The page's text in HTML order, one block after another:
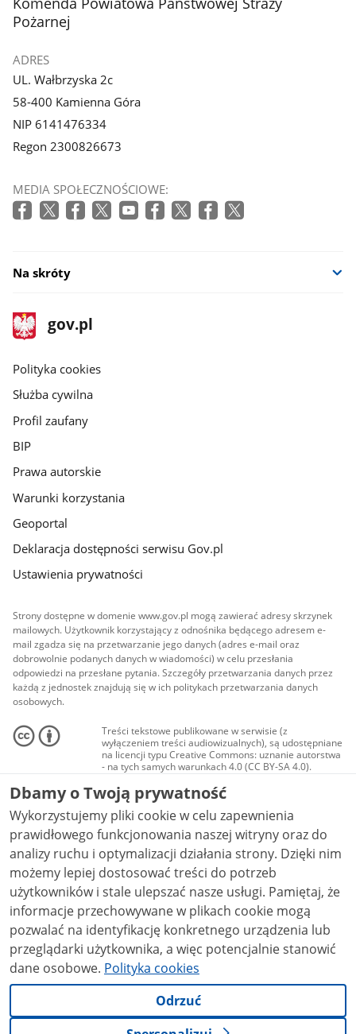
Pożarnej
ADRES
UL. Wałbrzyska 2c
58-400 Kamienna Góra
NIP 6141476334
Regon 2300826673
MEDIA SPOŁECZNOŚCIOWE:
Na skróty
stopka
gov.pl
Strona
gov.pl
gov.pl
Polityka cookies
Służba cywilna
Profil zaufany
BIP
Prawa autorskie
Warunki korzystania
Geoportal
Deklaracja dostępności serwisu Gov.pl
Ustawienia prywatności
Strony dostępne w domenie www.gov.pl mogą zawierać adresy skrzynek
mailowych. Użytkownik korzystający z odnośnika będącego adresem e-
mail zgadza się na przetwarzanie jego danych (adres e-mail oraz
dobrowolnie podanych danych w wiadomości) w celu przesłania
odpowiedzi na przesłane pytania. Szczegóły przetwarzania danych przez
każdą z jednostek znajdują się w ich politykach przetwarzania danych
osobowych.
Treści tekstowe publikowane w serwisie (z
wyłączeniem treści audiowizualnych), są udostępniane
na licencji typu Creative Commons: uznanie autorstwa
- na tych samych warunkach 4.0 (CC BY-SA 4.0).
Materiały audiowizualne, w tym zdjęcia, materiały
audio i wideo, są udostępniane na licencji typu
Creative Commons: uznanie autorstwa użycie
niekomercyjne - bez utworów zależnych 4.0 (CC BY-
NC-ND 4.0), o ile nie jest to stwierdzone inaczej.
Dbamy o Twoją prywatność
Wykorzystujemy pliki cookie w celu zapewnienia
prawidłowego funkcjonowania naszej witryny oraz do
analizy ruchu i optymalizacji działania strony. Dzięki nim
możemy lepiej dostosować treści do potrzeb
użytkowników i stale ulepszać nasze usługi. Pamiętaj, że
informacje przechowywane w plikach cookie mogą
pozwalać na identyfikację konkretnego urządzenia lub
przeglądarki użytkownika, a więc potencjalnie stanowić
dane osobowe. Polityka cookies
Odrzuć